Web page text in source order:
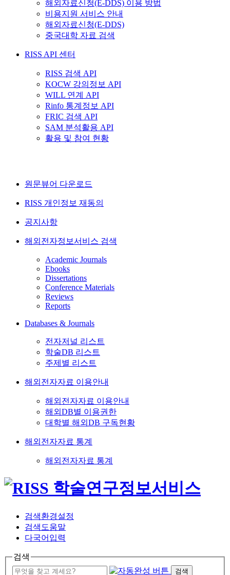
해외자료신청(E-DDS) 이용 방법
비용지원 서비스 안내
해외자료신청(E-DDS)
중국대학 자료 검색
RISS API 센터
RISS 검색 API
KOCW 강의정보 API
WILL 연계 API
Rinfo 통계정보 API
FRIC 검색 API
SAM 분석활용 API
활용 및 참여 현황
원문뷰어 다운로드
RISS 개인정보 재동의
공지사항
해외전자정보서비스 검색
Academic Journals
Ebooks
Dissertations
Conference Materials
Reviews
Reports
Databases & Journals
전자저널 리스트
학술DB 리스트
주제별 리스트
해외전자자료 이용안내
해외전자자료 이용안내
해외DB별 이용권한
대학별 해외DB 구독현황
해외전자자료 통계
해외전자자료 통계
검색환경설정
검색도움말
다국어입력
검색
검색